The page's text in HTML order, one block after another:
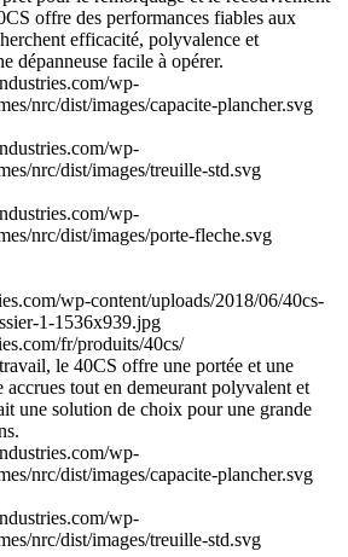
offre des performances fiables aux
efficacité, polyvalence et
dépanneuse facile à opérer.
wp-
nrc/dist/images/capacite-plancher.svg
wp-
nrc/dist/images/treuille-std.svg
wp-
nrc/dist/images/porte-fleche.svg
wp-content/uploads/2018/06/40cs-
1-1536x939.jpg
fr/produits/40cs/
le 40CS offre une portée et une
accrues tout en demeurant polyvalent et
une solution de choix pour une grande
wp-
nrc/dist/images/capacite-plancher.svg
wp-
nrc/dist/images/treuille-std.svg